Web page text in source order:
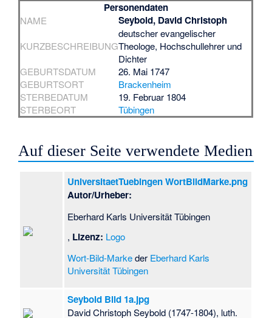
Personendaten
NAME Seybold, David Christoph
KURZBESCHREIBUNG
deutscher evangelischer
Theologe, Hochschullehrer und
Dichter
GEBURTSDATUM
26. Mai 1747
GEBURTSORT
Brackenheim
STERBEDATUM
19. Februar 1804
STERBEORT
Tübingen
Auf dieser Seite verwendete Medien
UniversitaetTuebingen WortBildMarke.png
Autor/Urheber:
Eberhard Karls Universität Tübingen
, Lizenz: Logo
Wort-Bild-Markeder Eberhard Karls
Universität Tübingen
Seybold Bild 1a.jpg
David Christoph Seybold (1747-1804), luth.